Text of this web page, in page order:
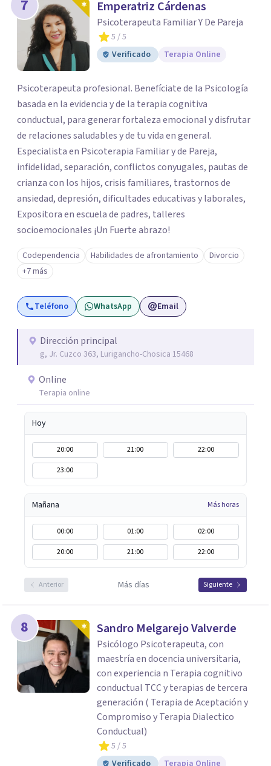
7 Emperatriz Cárdenas
Psicoterapeuta Familiar Y De Pareja
5 / 5
Verificado
Terapia Online
Psicoterapeuta profesional. Benefíciate de la Psicología
basada en la evidencia y de la terapia cognitiva
conductual, para generar fortaleza emocional y disfrutar
de relaciones saludables y de tu vida en general.
Especialista en Psicoterapia Familiar y de Pareja,
infidelidad, separación, conflictos conyugales, pautas de
crianza con los hijos, crisis familiares, trastornos de
ansiedad, depresión, dificultades educativas y laborales,
Expositora en escuela de padres, talleres
socioemocionales ¡Un Fuerte abrazo!
Codependencia Habilidades de afrontamiento
Divorcio
+7 más
Teléfono WhatsApp Email
Dirección principal
g, Jr. Cuzco 363, Lurigancho-Chosica 15468
Online
Terapia online
Hoy
20:00 21:00
22:00
23:00
Mañana Más horas
00:00 01:00
02:00
20:00
21:00 22:00
Anterior Más días Siguiente
8 Sandro Melgarejo Valverde
Psicólogo Psicoterapeuta, con
maestría en docencia universitaria,
con experiencia n Terapia cognitivo
conductual TCC y terapias de tercera
generación ( Terapia de Aceptación y
Compromiso y Terapia Dialectico
Conductual)
5 / 5
Verificado
Terapia Online